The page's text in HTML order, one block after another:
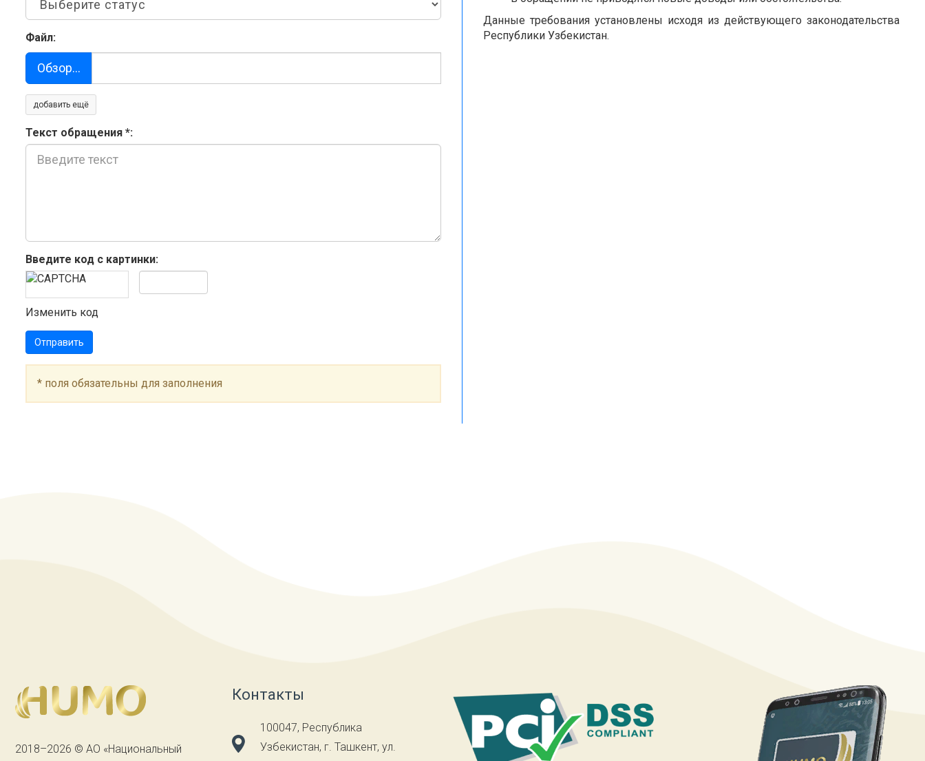
Файл:
Обзор…
добавить ещё
Текст обращения *:
Введите код с картинки:
Изменить код
Отправить
* поля обязательны для заполнения
Данные требования установлены исходя из действующего законодательства
Республики Узбекистан.
2018–2026 © АО «Национальный
Контакты
100047, Республика
Узбекистан, г. Ташкент, ул.